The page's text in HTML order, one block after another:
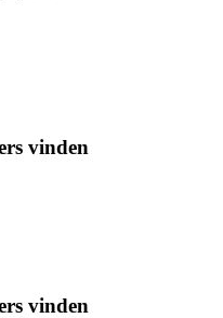
vinden
vinden